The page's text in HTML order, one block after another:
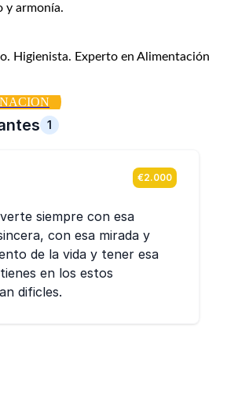
y armonía.
Higienista. Experto en Alimentación